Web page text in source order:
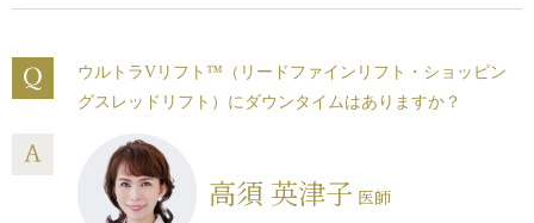
ウルトラVリフト™（リードファインリフト・ショッピン
グスレッドリフト）にダウンタイムはありますか？
高須 英津子 医師